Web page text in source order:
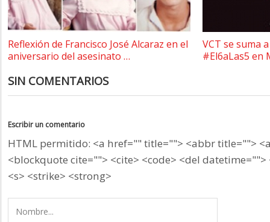
Reflexión de Francisco José Alcaraz en el
aniversario del asesinato …
VCT se suma
#El6aLas5 en
SIN COMENTARIOS
Escribir un comentario
HTML permitido: <a href="" title=""> <abbr title="">
<blockquote cite=""> <cite> <code> <del datetime="">
<s> <strike> <strong>